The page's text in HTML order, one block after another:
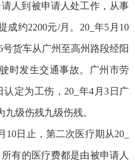
人到被申请人处工作，从事
成约2200元/月。20_年5月10
货车从广州至高州路段经阳
时发生交通事故。广州市劳
定为工伤，20_年4月3日广
级伤残九级伤残。
日止，第二次医疗期从20_
有的医疗费都是由被申请人